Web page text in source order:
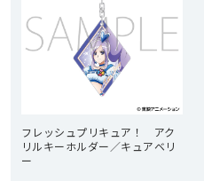
フレッシュプリキュア！ アク
リルキーホルダー／キュアベリ
ー